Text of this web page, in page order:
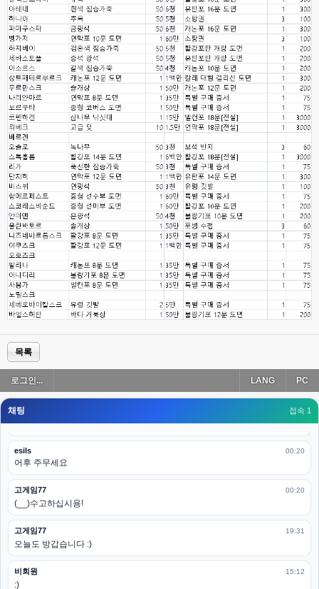
목록
로그인... PC
LANG
채팅 접속 1
고게임77 00:17
접속자는 ip당 1명인가 보네요. 다른 브로우저로 접속해도 3명인거보면
esils 00:17
음
esils 00:18
폰으로 접속해보니 3이 되는데
esils
나가도 3이네 하핫 ...
고게임77 00:18
ㅋㅋㅋㅋㅋㅋㅋㅋ
esils 00:19
이게 db 접속자수로 잡는형태로 해서 그런가 ;;
고게임77
밑에 일반웹게임이 더있었네요
esils
아 이제 2로 돌아왔군요
esils 00:19
다 펼쳐두면 너무길어서 ..
esils 00:19
모바일로 보는데도 좀 불편하더라구요
고게임77 00:19
아 ㅋㅋ 내일도 심심하면 들리겠습니다. 벌써 12시가 넘었었네요
esils 00:20
어후 주무세요
고게임77 00:20
(__)수고하십시용!
고게임77 19:31
오늘도 방갑습니다 :)
비회원 15:12
:)